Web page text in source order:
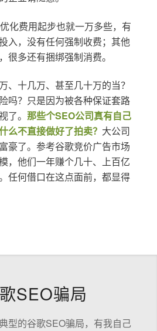
化费用起步也就一万多些，有
入，没有任何强制收费；其他
很多还有捆绑强制消费。
、十几万、甚至几十万的当？
吗？只是因为被各种保证套路
了。 那些个SEO公司真有自己
么不直接做好了拍卖？ 大公司
豪了。参考谷歌竞价广告市场
，他们一年赚个几十、上百亿
任何借口在这点面前，都显得
SEO骗局
型的谷歌SEO骗局，有我自己